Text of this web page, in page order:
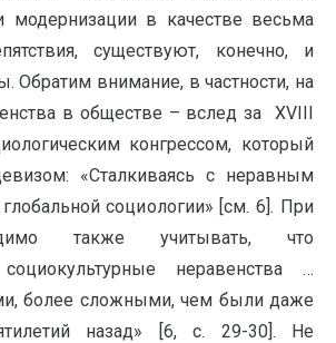
модернизации в качестве весьма
существуют, конечно, и
Обратим внимание, в частности, на
в обществе – вслед за XVIII
конгрессом, который
«Сталкиваясь с неравным
социологии» [см. 6]. При
также учитывать, что
неравенства …
более сложными, чем были даже
назад» [6, с. 29-30]. Не